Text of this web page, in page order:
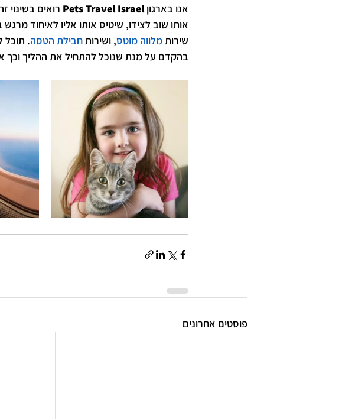
אנו בארגון Pets Travel Israel רואים בשינוי
אותו שוב לצידו, שיטיס אותו אליו לאיחוד
שירות מלווה מוטס, ושירות חבילת הטסה. תוכל
בהקדם על מנת שנוכל להתחיל את ההליך וכך
פוסטים אחרונים